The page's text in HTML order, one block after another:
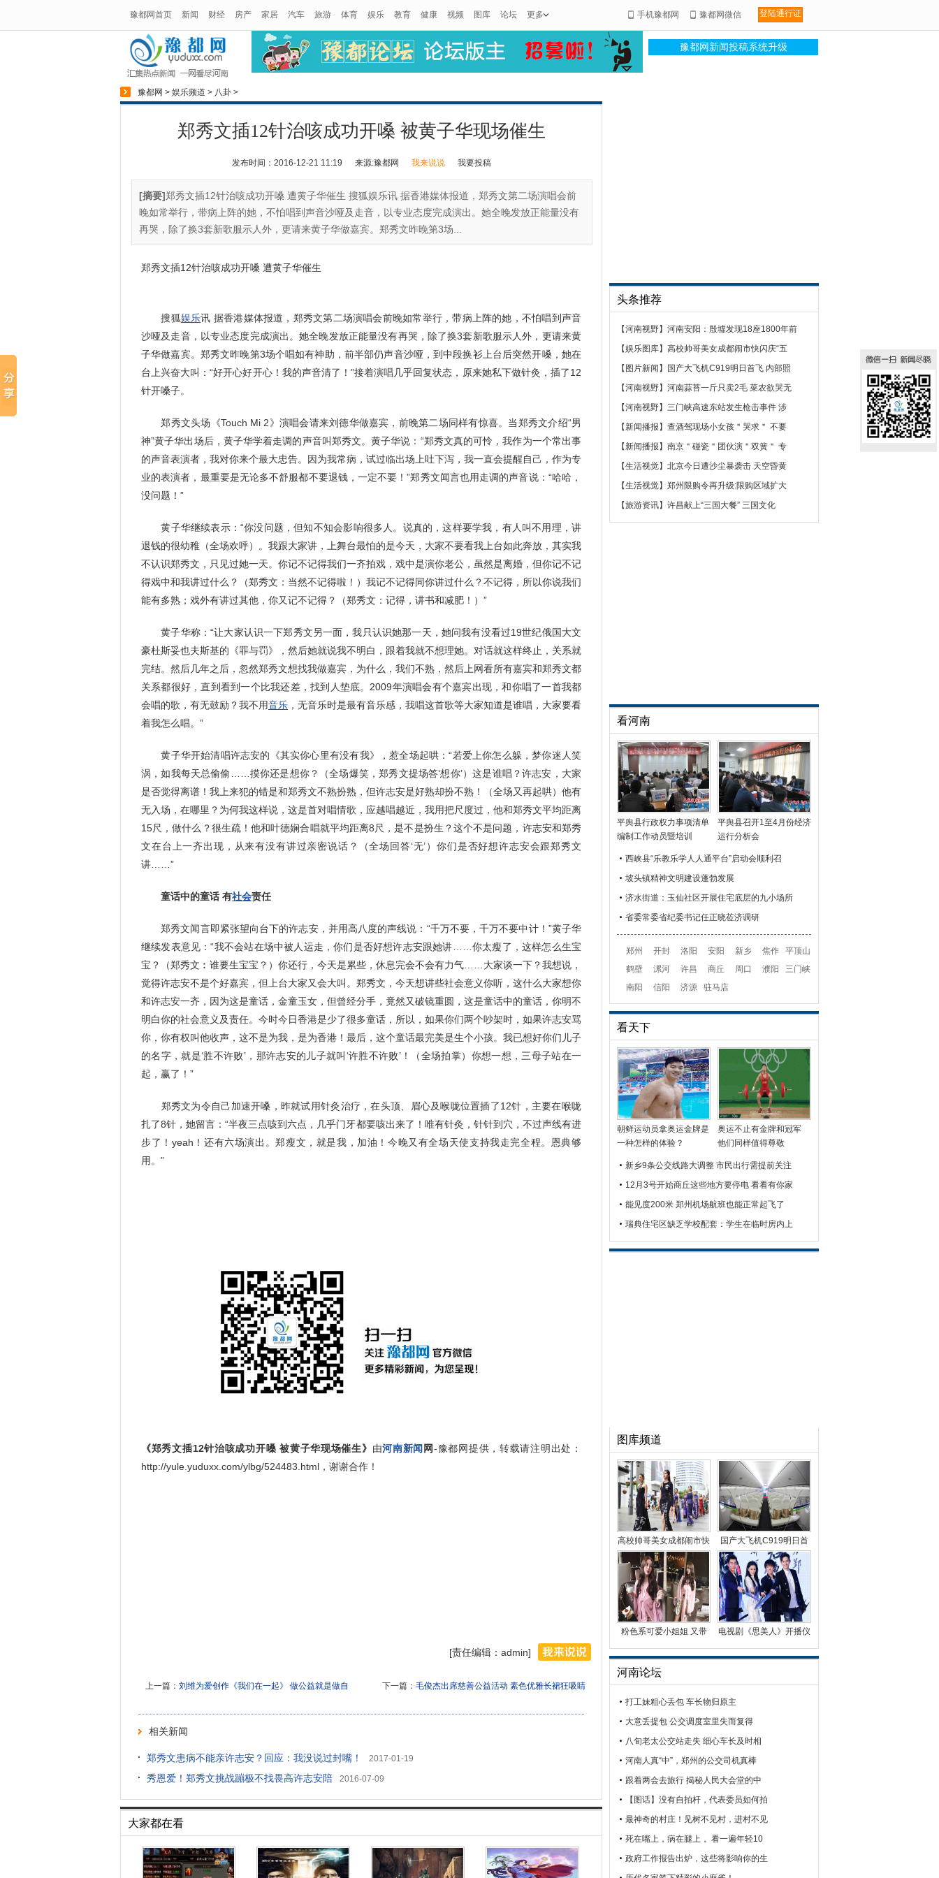
豫都网首页 新闻 财经 房产 家居 汽车 旅游 体育 娱乐 教育 健康 视频 图库 论坛 更多 手机豫都网 豫都网微信 登陆通行证
豫都网新闻投稿系统升级
豫都网 > 娱乐频道 > 八卦 >
郑秀文插12针治咳成功开嗓 被黄子华现场催生
发布时间：2016-12-21 11:19 来源:豫都网 我来说说 我要投稿
[摘要]郑秀文插12针治咳成功开嗓 遭黄子华催生 搜狐娱乐讯 据香港媒体报道，郑秀文第二场演唱会前
晚如常举行，带病上阵的她，不怕唱到声音沙哑及走音，以专业态度完成演出。她全晚发放正能量没有
再哭，除了换3套新歌服示人外，更请来黄子华做嘉宾。郑秀文昨晚第3场...
郑秀文插12针治咳成功开嗓 遭黄子华催生
搜狐娱乐讯 据香港媒体报道，郑秀文第二场演唱会前晚如常举行，带病上阵的她，不怕唱到声音
沙哑及走音，以专业态度完成演出。她全晚发放正能量没有再哭，除了换3套新歌服示人外，更请来黄
子华做嘉宾。郑秀文昨晚第3场个唱如有神助，前半部仍声音沙哑，到中段换衫上台后突然开嗓，她在
台上兴奋大叫：“好开心好开心！我的声音清了！”接着演唱几乎回复状态，原来她私下做针灸，插了12
针开嗓子。
郑秀文头场《Touch Mi 2》演唱会请来刘德华做嘉宾，前晚第二场同样有惊喜。当郑秀文介绍“男
神”黄子华出场后，黄子华学着走调的声音叫郑秀文。黄子华说：“郑秀文真的可怜，我作为一个常出事
的声音表演者，我对你来个最大忠告。因为我常病，试过临出场上吐下泻，我一直会提醒自己，作为专
业的表演者，最重要是无论多不舒服都不要退钱，一定不要！”郑秀文闻言也用走调的声音说：“哈哈，
没问题！”
黄子华继续表示：“你没问题，但知不知会影响很多人。说真的，这样要学我，有人叫不用理，讲
退钱的很幼稚（全场欢呼）。我跟大家讲，上舞台最怕的是今天，大家不要看我上台如此奔放，其实我
不认识郑秀文，只见过她一天。你记不记得我们一齐拍戏，戏中是演你老公，虽然是离婚，但你记不记
得戏中和我讲过什么？（郑秀文：当然不记得啦！）我记不记得同你讲过什么？不记得，所以你说我们
能有多熟；戏外有讲过其他，你又记不记得？（郑秀文：记得，讲书和减肥！）”
黄子华称：“让大家认识一下郑秀文另一面，我只认识她那一天，她问我有没看过19世纪俄国大文
豪杜斯妥也夫斯基的《罪与罚》，然后她就说我不明白，跟着我就不想理她。对话就这样终止，关系就
完结。然后几年之后，忽然郑秀文想找我做嘉宾，为什么，我们不熟，然后上网看所有嘉宾和郑秀文都
关系都很好，直到看到一个比我还差，找到人垫底。2009年演唱会有个嘉宾出现，和你唱了一首我都
会唱的歌，有无鼓励？我不用音乐 ，无音乐时是最有音乐感，我唱这首歌等大家知道是谁唱，大家要看
着我怎么唱。”
黄子华开始清唱许志安的《其实你心里有没有我》，惹全场起哄：“若爱上你怎么躲，梦你迷人笑
涡，如我每天总偷偷……摸你还是想你？（全场爆笑，郑秀文提场答‘想你’）这是谁唱？许志安，大家
是否觉得离谱！我上来犯的错是和郑秀文不熟扮熟，但许志安是好熟却扮不熟！（全场又再起哄）他有
无入场，在哪里？为何我这样说，这是首对唱情歌，应越唱越近，我用把尺度过，他和郑秀文平均距离
15尺，做什么？很生疏！他和叶德娴合唱就平均距离8尺，是不是扮生？这个不是问题，许志安和郑秀
文在台上一齐出现，从来有没有讲过亲密说话？（全场回答‘无’）你们是否好想许志安会跟郑秀文
讲……”
童话中的童话 有社会责任
郑秀文闻言即紧张望向台下的许志安，并用高八度的声线说：“千万不要，千万不要中计！”黄子华
继续发表意见：“我不会站在场中被人运走，你们是否好想许志安跟她讲……你太瘦了，这样怎么生宝
宝？（郑秀文︰谁要生宝宝？）你还行，今天是累些，休息完会不会有力气……大家谈一下？我想说，
觉得许志安不是个好嘉宾，但上台大家又会大叫。郑秀文，今天想讲些社会意义你听，这什么大家想你
和许志安一齐，因为这是童话，金童玉女，但曾经分手，竟然又破镜重圆，这是童话中的童话，你明不
明白你的社会意义及责任。今时今日香港是少了很多童话，所以，如果你们两个吵架时，如果许志安骂
你，你有权叫他收声，这不是为我，是为香港！最后，这个童话最完美是生个小孩。我已想好你们儿子
的名字，就是‘胜不许败’，那许志安的儿子就叫‘许胜不许败’！（全场拍掌）你想一想，三母子站在一
起，赢了！”
郑秀文为令自己加速开嗓，昨就试用针灸治疗，在头顶、眉心及喉咙位置插了12针，主要在喉咙
扎了8针，她留言：“半夜三点咳到六点，几乎门牙都要咳出来了！唯有针灸，针针到穴，不过声线有进
步了！yeah！还有六场演出。郑瘦文，就是我，加油！今晚又有全场天使支持我走完全程。恩典够
用。”
《郑秀文插12针治咳成功开嗓 被黄子华现场催生》 由河南新闻 网-豫都网提供，转载请注明出处：
http://yule.yuduxx.com/ylbg/524483.html，谢谢合作！
[责任编辑：admin]
下一篇： 毛俊杰出席慈善公益活动 素色优雅长裙狂吸睛
上一篇： 刘维为爱创作《我们在一起》 做公益就是做自
相关新闻
郑秀文患病不能亲许志安？回应：我没说过封嘴！ 2017-01-19
秀恩爱！郑秀文挑战蹦极不找畏高许志安陪 2016-07-09
大家都在看
头条推荐
【河南视野】 河南安阳：殷墟发现18座1800年前
【娱乐图库】 高校帅哥美女成都闹市快闪庆“五
【 图片新闻 】
国产大飞机C919明日首飞 内部照
【河南视野】 河南蒜苔一斤只卖2毛 菜农欲哭无
【河南视野】 三门峡高速东站发生枪击事件 涉
【新闻播报 】 查酒驾现场小女孩＂哭求＂ 不要
【新闻播报 】 南京＂碰瓷＂团伙演＂双簧＂ 专
【生活视觉】 北京今日遭沙尘暴袭击 天空昏黄
【生活视觉】 郑州限购令再升级:限购区域扩大
【旅游资讯】 许昌献上“三国大餐” 三国文化
看河南
平舆县行政权力事项清单
编制工作动员暨培训
平舆县召开1至4月份经济
运行分析会
西峡县“乐教乐学人人通平台”启动会顺利召
坡头镇精神文明建设蓬勃发展
济水街道：玉仙社区开展住宅底层的九小场所
省委常委省纪委书记任正晓莅济调研
郑州 开封 洛阳 安阳 新乡 焦作
平顶山
鹤壁
漯河 许昌 商丘 周口 濮阳
三门峡
南阳
信阳 济源 驻马店
看天下
朝鲜运动员拿奥运金牌是
一种怎样的体验？
奥运不止有金牌和冠军
他们同样值得尊敬
新乡9条公交线路大调整 市民出行需提前关注
12月3号开始商丘这些地方要停电 看看有你家
能见度200米 郑州机场航班也能正常起飞了
瑞典住宅区缺乏学校配套：学生在临时房内上
图库频道
高校帅哥美女成都闹市快
闪庆“五四”
国产大飞机C919明日首
飞 内部照片公布
粉色系可爱小姐姐 又带
电视剧《思美人》开播仪
河南论坛
打工妹粗心丢包 车长物归原主
大意丢提包 公交调度室里失而复得
八旬老太公交站走失 细心车长及时相
河南人真“中”，郑州的公交司机真棒
跟着两会去旅行 揭秘人民大会堂的中
【图话】没有自拍杆，代表委员如何拍
最神奇的村庄！见树不见村，进村不见
死在嘴上，病在腿上， 看一遍年轻10
政府工作报告出炉，这些将影响你的生